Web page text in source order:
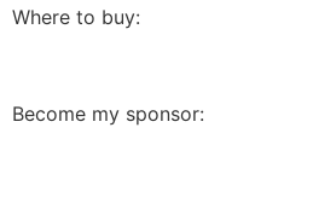
Where to buy:
Become my sponsor: